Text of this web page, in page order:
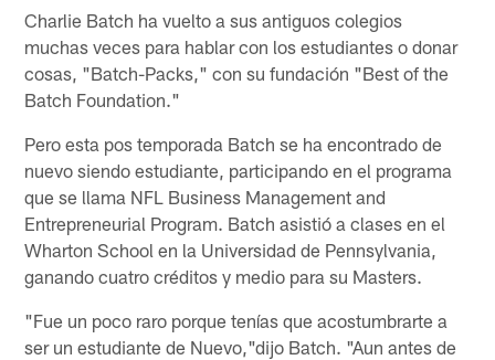
Charlie Batch ha vuelto a sus antiguos colegios
muchas veces para hablar con los estudiantes o donar
cosas, "Batch-Packs," con su fundación "Best of the
Batch Foundation."
Pero esta pos temporada Batch se ha encontrado de
nuevo siendo estudiante, participando en el programa
que se llama NFL Business Management and
Entrepreneurial Program. Batch asistió a clases en el
Wharton School en la Universidad de Pennsylvania,
ganando cuatro créditos y medio para su Masters.
"Fue un poco raro porque tenías que acostumbrarte a
ser un estudiante de Nuevo,"dijo Batch. "Aun antes de